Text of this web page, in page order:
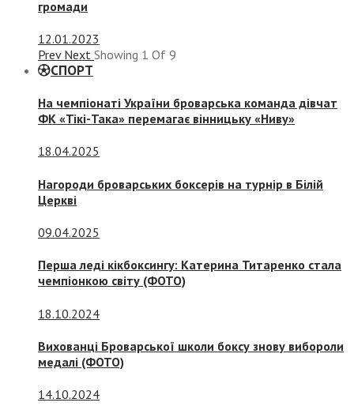
громади
12.01.2023
Prev Next Showing 1 Of 9
СПОРТ
На чемпіонаті України броварська команда дівчат
ФК «Тікі-Така» перемагає вінницьку «Ниву»
18.04.2025
Нагороди броварських боксерів на турнір в Білій
Церкві
09.04.2025
Перша леді кікбоксингу: Катерина Титаренко стала
чемпіонкою світу (ФОТО)
18.10.2024
Вихованці Броварської школи боксу знову вибороли
медалі (ФОТО)
14.10.2024